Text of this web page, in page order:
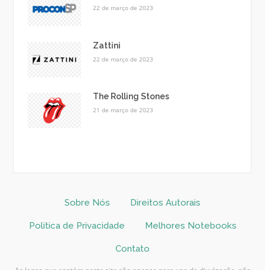
22 de março de 2023
Zattini
22 de março de 2023
The Rolling Stones
21 de março de 2023
Sobre Nós Direitos Autorais
Politica de Privacidade Melhores Notebooks
Contato